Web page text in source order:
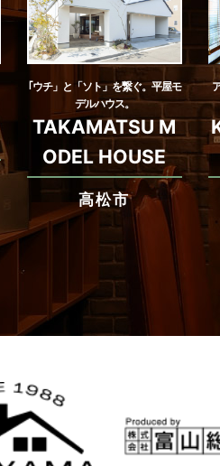
｢ウチ」と「ソト」を繋ぐ。平屋モ
デルハウス。
TAKAMATSU M
ODEL HOUSE
高松市